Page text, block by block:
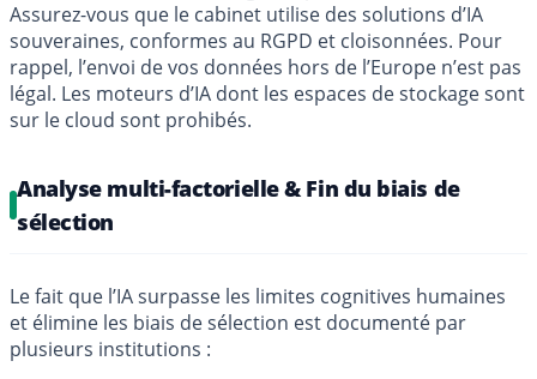
Assurez-vous que le cabinet utilise des solutions d’IA
souveraines, conformes au RGPD et cloisonnées. Pour
rappel, l’envoi de vos données hors de l’Europe n’est pas
légal. Les moteurs d’IA dont les espaces de stockage sont
sur le cloud sont prohibés.
Analyse multi-factorielle & Fin du biais de
sélection
Le fait que l’IA surpasse les limites cognitives humaines
et élimine les biais de sélection est documenté par
plusieurs institutions :